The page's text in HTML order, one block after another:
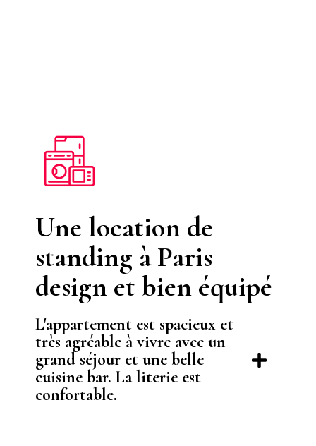
Une location de
standing à Paris
design et bien équipé
L'appartement est spacieux et
très agréable à vivre avec un
grand séjour et une belle
cuisine bar. La literie est
confortable.